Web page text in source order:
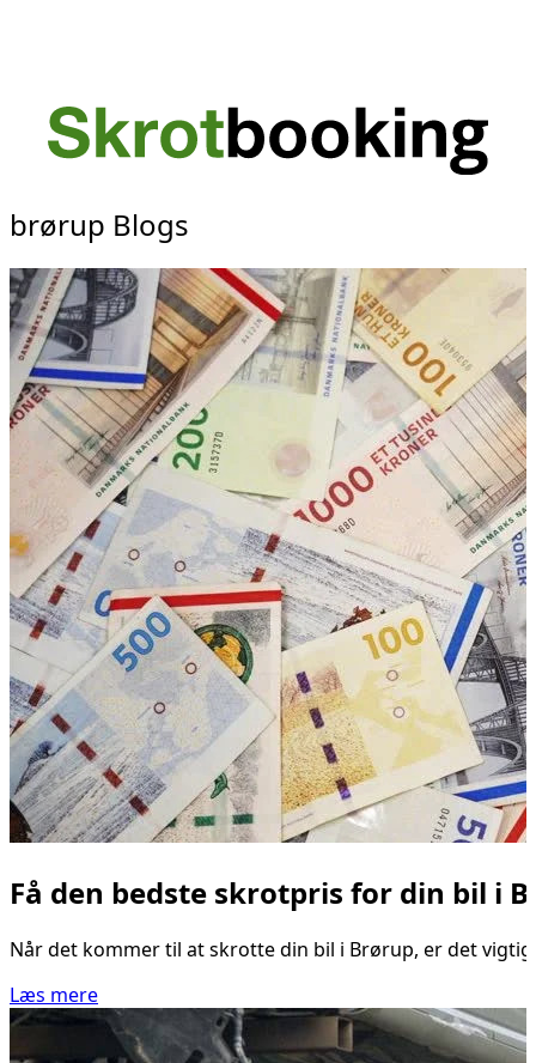
brørup Blogs
Få den bedste skrotpris for din bil i
Når det kommer til at skrotte din bil i Brørup, er det
Læs mere